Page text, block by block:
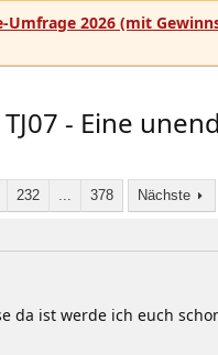
Umfrage 2026 (mit
- Eine
232 ... 378 Nächste
da ist werde ich euch